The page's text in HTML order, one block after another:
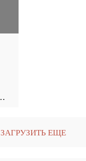
ЗАГРУЗИТЬ ЕЩЕ